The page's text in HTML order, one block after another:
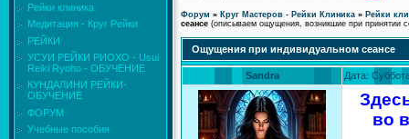
Рейки клиника
Медитация - Круг Рейки
РЕЙКИ
УСУИ РЕЙКИ РИОХО - Usui
Reiki Ryoho - ОБУЧЕНИЕ
КУНДАЛИНИ РЕЙКИ-
ОБУЧЕНИЕ
ФОРУМ
Учебные пособия
Форум » Круг Мастеров - Рейки Клиника » Рейки
сеансе (описываем ощущения, возникшие при принятии
Ощущения при индивидуальном сеансе
Sandra Дата:
во